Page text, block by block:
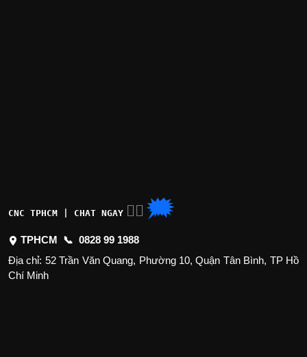
CNC TPHCM | CHAT NGAY 👉🏽 🗯
TPHCM 📞 0828 99 1988
Địa chỉ: 52 Trần Văn Quang, Phường 10, Quận Tân Bình, TP Hồ
Chí Minh